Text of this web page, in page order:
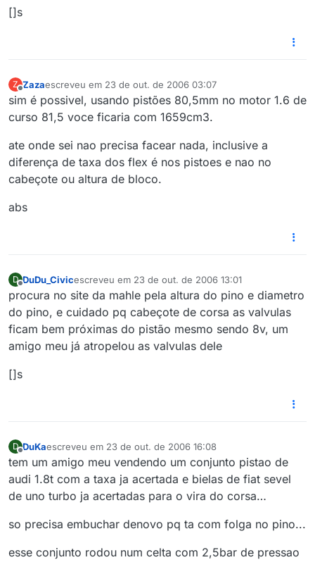
[]s
Z
Offline
Zazaescreveu em 23 de out. de 2006 03:07
última edição por
sim é possivel, usando pistões 80,5mm no motor 1.6 de
curso 81,5 voce ficaria com 1659cm3.
ate onde sei nao precisa facear nada, inclusive a
diferença de taxa dos flex é nos pistoes e nao no
cabeçote ou altura de bloco.
abs
D DuDu_Civicescreveu em 23 de out. de 2006 13:01
última edição por
procura no site da mahle pela altura do pino e diametro
do pino, e cuidado pq cabeçote de corsa as valvulas
ficam bem próximas do pistão mesmo sendo 8v, um
amigo meu já atropelou as valvulas dele
[]s
D DuKaescreveu em 23 de out. de 2006 16:08
última edição por
tem um amigo meu vendendo um conjunto pistao de
audi 1.8t com a taxa ja acertada e bielas de fiat sevel
de uno turbo ja acertadas para o vira do corsa…
so precisa embuchar denovo pq ta com folga no pino...
esse conjunto rodou num celta com 2,5bar de pressao